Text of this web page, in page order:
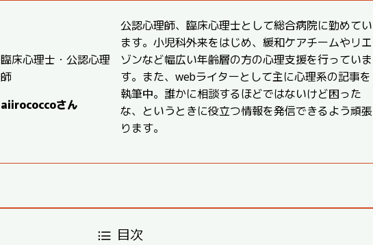
臨床心理士・公認心理
師
aiirococcoさん
公認心理師、臨床心理士として総合病院に勤めてい
ます。小児科外来をはじめ、緩和ケアチームやリエ
ゾンなど幅広い年齢層の方の心理支援を行っていま
す。また、webライターとして主に心理系の記事を
執筆中。誰かに相談するほどではないけど困った
な、というときに役立つ情報を発信できるよう頑張
ります。
目次